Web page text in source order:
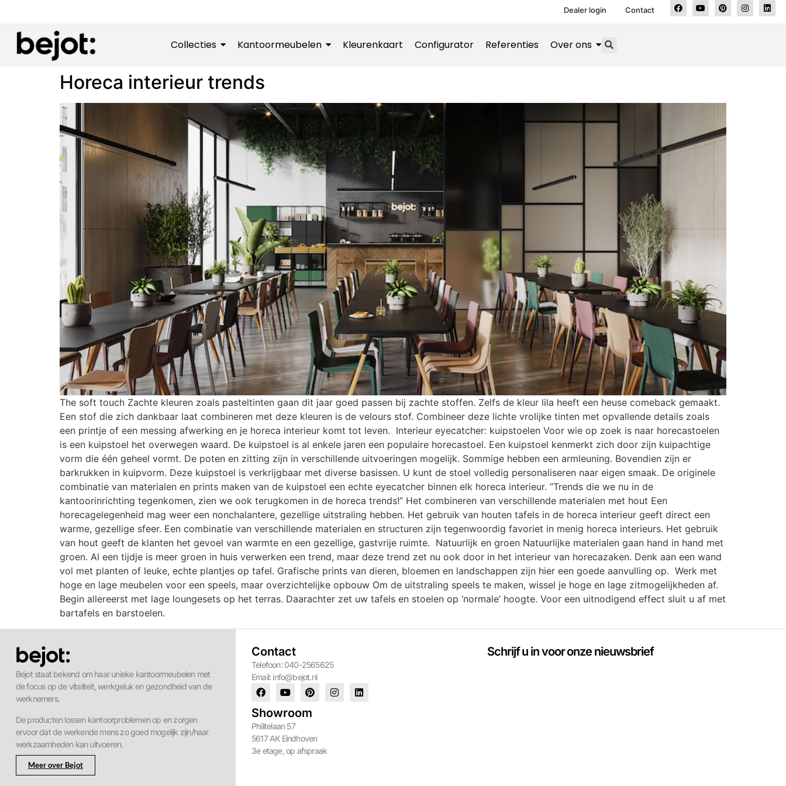
Dealer login Contact
Collecties Kantoormeubelen Kleurenkaart Configurator Referenties Over ons
Horeca interieur trends
The soft touch Zachte kleuren zoals pasteltinten gaan dit jaar goed passen bij zachte stoffen. Zelfs de kleur lila heeft een heuse comeback gemaakt.
Een stof die zich dankbaar laat combineren met deze kleuren is de velours stof. Combineer deze lichte vrolijke tinten met opvallende details zoals
een printje of een messing afwerking en je horeca interieur komt tot leven. Interieur eyecatcher: kuipstoelen Voor wie op zoek is naar horecastoelen
is een kuipstoel het overwegen waard. De kuipstoel is al enkele jaren een populaire horecastoel. Een kuipstoel kenmerkt zich door zijn kuipachtige
vorm die één geheel vormt. De poten en zitting zijn in verschillende uitvoeringen mogelijk. Sommige hebben een armleuning. Bovendien zijn er
barkrukken in kuipvorm. Deze kuipstoel is verkrijgbaar met diverse basissen. U kunt de stoel volledig personaliseren naar eigen smaak. De originele
combinatie van materialen en prints maken van de kuipstoel een echte eyecatcher binnen elk horeca interieur. “Trends die we nu in de
kantoorinrichting tegenkomen, zien we ook terugkomen in de horeca trends!” Het combineren van verschillende materialen met hout Een
horecagelegenheid mag weer een nonchalantere, gezellige uitstraling hebben. Het gebruik van houten tafels in de horeca interieur geeft direct een
warme, gezellige sfeer. Een combinatie van verschillende materialen en structuren zijn tegenwoordig favoriet in menig horeca interieurs. Het gebruik
van hout geeft de klanten het gevoel van warmte en een gezellige, gastvrije ruimte. Natuurlijk en groen Natuurlijke materialen gaan hand in hand met
groen. Al een tijdje is meer groen in huis verwerken een trend, maar deze trend zet nu ook door in het interieur van horecazaken. Denk aan een wand
vol met planten of leuke, echte plantjes op tafel. Grafische prints van dieren, bloemen en landschappen zijn hier een goede aanvulling op. Werk met
hoge en lage meubelen voor een speels, maar overzichtelijke opbouw Om de uitstraling speels te maken, wissel je hoge en lage zitmogelijkheden af.
Begin allereerst met lage loungesets op het terras. Daarachter zet uw tafels en stoelen op ‘normale’ hoogte. Voor een uitnodigend effect sluit u af met
bartafels en barstoelen.
Bejot staat bekend om haar unieke kantoormeubelen met
de focus op de vitaliteit, werkgeluk en gezondheid van de
werknemers.
De producten lossen kantoorproblemen op en zorgen
ervoor dat de werkende mens zo goed mogelijk zijn/haar
werkzaamheden kan uitvoeren.
Meer over Bejot
Contact
Telefoon: 040-2565625
Email: info@bejot.nl
Showroom
Philitelaan 57
5617 AK Eindhoven
3e etage, op afspraak
Schrijf u in voor onze nieuwsbrief